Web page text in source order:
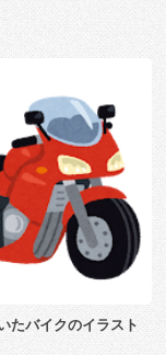
たバイクのイラスト